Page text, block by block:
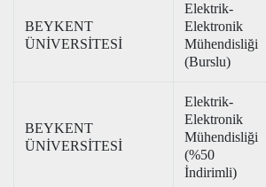
BEYKENT
ÜNİVERSİTESİ
Elektrik-
Elektronik
Mühendisliği
(Burslu)
BEYKENT
ÜNİVERSİTESİ
Elektrik-
Elektronik
Mühendisliği
(%50
İndirimli)